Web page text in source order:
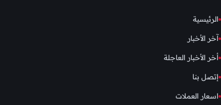
الرئيسية
آخر الأخبار
أخر الأخبار العاجلة
إتصل بنا
اسعار العملات